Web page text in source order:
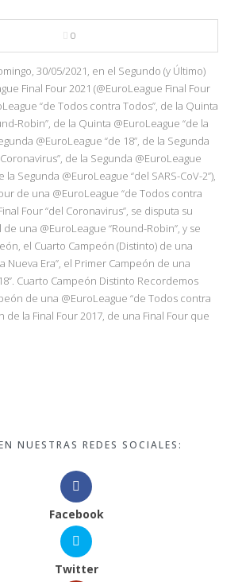
0
30/05/2021, en el Segundo (y Último)
Final Four 2021 (@EuroLeague Final Four
“de Todos contra Todos”, de la Quinta
Robin”, de la Quinta @EuroLeague “de la
@EuroLeague “de 18”, de la Segunda
de la Segunda @EuroLeague
la Segunda @EuroLeague “del SARS-CoV-2”),
de una @EuroLeague “de Todos contra
Four “del Coronavirus”, se disputa su
de una @EuroLeague “Round-Robin”, y se
el Cuarto Campeón (Distinto) de una
Nueva Era”, el Primer Campeón de una
Cuarto Campeón Distinto Recordemos
de una @EuroLeague “de Todos contra
de la Final Four 2017, de una Final Four que
NUESTRAS REDES SOCIALES:
Facebook
Twitter